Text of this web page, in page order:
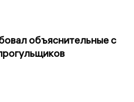
объяснительные с